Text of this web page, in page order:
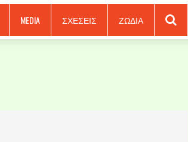
MEDIA ΣΧΕΣΕΙΣ ΖΩΔΙΑ